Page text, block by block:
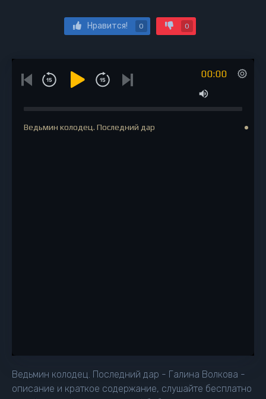
Нравится! 0 0
00:00
Ведьмин колодец. Последний дар
Ведьмин колодец. Последний дар - Галина Волкова -
описание и краткое содержание, слушайте бесплатно